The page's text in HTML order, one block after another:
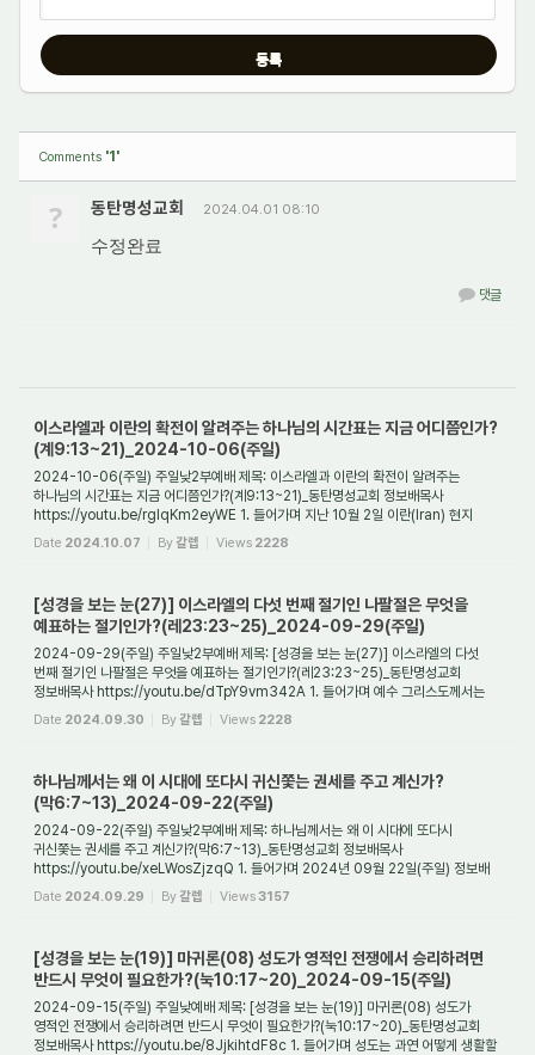
Comments '1'
? 동탄명성교회 2024.04.01 08:10
수정완료
댓글
이스라엘과 이란의 확전이 알려주는 하나님의 시간표는 지금 어디쯤인가?
(계9:13~21)_2024-10-06(주일)
2024-10-06(주일) 주일낮2부예배 제목: 이스라엘과 이란의 확전이 알려주는
하나님의 시간표는 지금 어디쯤인가?(계9:13~21)_동탄명성교회 정보배목사
https://youtu.be/rglqKm2eyWE 1. 들어가며 지난 10월 2일 이란(Iran) 현지
시간으로 저녁 7시, 이란이 자...
Date 2024.10.07 By갈렙 Views 2228
[성경을 보는 눈(27)] 이스라엘의 다섯 번째 절기인 나팔절은 무엇을
예표하는 절기인가?(레23:23~25)_2024-09-29(주일)
2024-09-29(주일) 주일낮2부예배 제목: [성경을 보는 눈(27)] 이스라엘의 다섯
번째 절기인 나팔절은 무엇을 예표하는 절기인가?(레23:23~25)_동탄명성교회
정보배목사 https://youtu.be/dTpY9vm342A 1. 들어가며 예수 그리스도께서는
과연 언제 다시 오실까? ...
Date 2024.09.30 By갈렙 Views 2228
하나님께서는 왜 이 시대에 또다시 귀신쫓는 권세를 주고 계신가?
(막6:7~13)_2024-09-22(주일)
2024-09-22(주일) 주일낮2부예배 제목: 하나님께서는 왜 이 시대에 또다시
귀신쫓는 권세를 주고 계신가?(막6:7~13)_동탄명성교회 정보배목사
https://youtu.be/xeLWosZjzqQ 1. 들어가며 2024년 09월 22일(주일) 정보배
목사
Date 2024.09.29 By갈렙 Views3157
[성경을 보는 눈(19)] 마귀론(08) 성도가 영적인 전쟁에서 승리하려면
반드시 무엇이 필요한가?(눅10:17~20)_2024-09-15(주일)
2024-09-15(주일) 주일낮예배 제목: [성경을 보는 눈(19)] 마귀론(08) 성도가
영적인 전쟁에서 승리하려면 반드시 무엇이 필요한가?(눅10:17~20)_동탄명성교회
정보배목사 https://youtu.be/8JjkihtdF8c 1. 들어가며 성도는 과연 어떻게 생활할